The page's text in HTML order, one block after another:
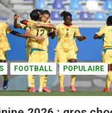
FOOTBALL
POPULAIRE